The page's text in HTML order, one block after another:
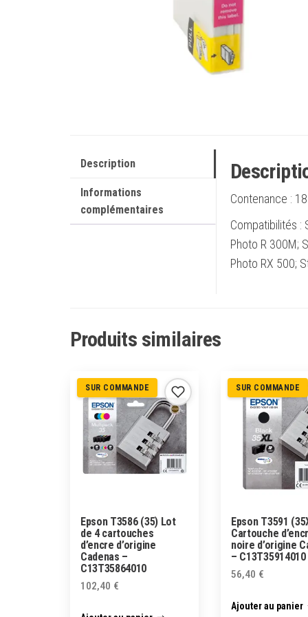
Description
Informations
complémentaires
Contenance :
Compatibilités :
Photo R 300M;
Photo RX 500;
Produits similaires
SUR COMMANDE
Epson T3586 (35) Lot
de 4 cartouches
d’encre d’origine
Cadenas –
C13T35864010
102,40 €
SUR COMMANDE
Epson T3591
Cartouche
noire d’origine
– C13T35914010
56,40 €
Ajouter au panier